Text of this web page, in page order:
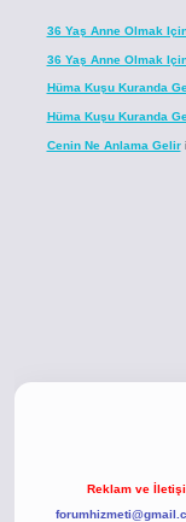
36 Yaş Anne Olmak
36 Yaş Anne Olmak
Hüma Kuşu Kuranda
Hüma Kuşu Kuranda
Cenin Ne Anlama Gelir
Reklam ve